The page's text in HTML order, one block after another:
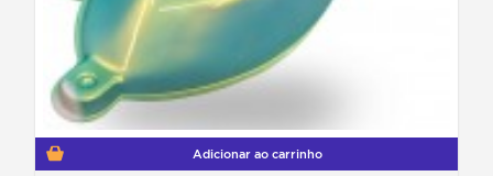
Adicionar ao carrinho